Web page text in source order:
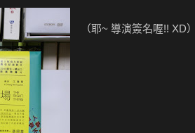
（耶~ 導演簽名喔!! XD）